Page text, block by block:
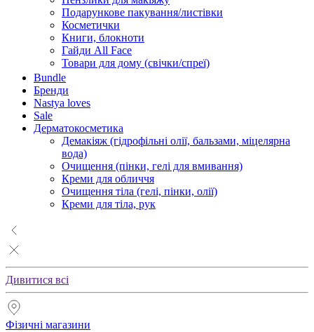
Подарункове пакування/листівки
Косметички
Книги, блокноти
Гайди All Face
Товари для дому (свічки/спреї)
Bundle
Бренди
Nastya loves
Sale
Дерматокосметика
Демакіяж (гідрофільні олії, бальзами, міцелярна
вода)
Очищення (пінки, гелі для вмивання)
Креми для обличчя
Очищення тіла (гелі, пінки, олії)
Креми для тіла, рук
Дивитися всі
Фізичні магазини